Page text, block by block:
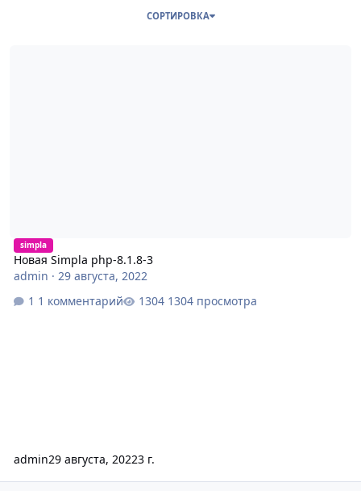
СОРТИРОВКА
simpla
Новая Simpla php-8.1.8-3
admin · 29 августа, 2022
1 комментарий
1304 просмотра
admin29 августа, 20223 г.